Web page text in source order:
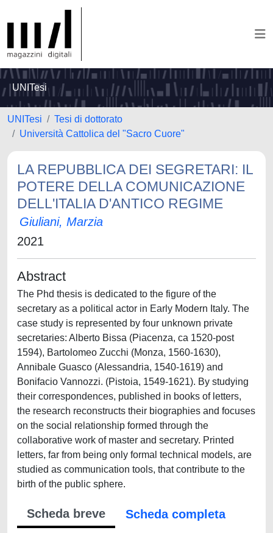
UNITesi
UNITesi
Tesi di dottorato
Università Cattolica del "Sacro Cuore"
LA REPUBBLICA DEI SEGRETARI: IL
POTERE DELLA COMUNICAZIONE
DELL'ITALIA D'ANTICO REGIME
Giuliani, Marzia
2021
Abstract
The Phd thesis is dedicated to the figure of the
secretary as a political actor in Early Modern Italy. The
case study is represented by four unknown private
secretaries: Alberto Bissa (Piacenza, ca 1520-post
1594), Bartolomeo Zucchi (Monza, 1560-1630),
Annibale Guasco (Alessandria, 1540-1619) and
Bonifacio Vannozzi. (Pistoia, 1549-1621). By studying
their correspondences, published in books of letters,
the research reconstructs their biographies and focuses
on the social relationship formed through the
collaborative work of master and secretary. Printed
letters, far from being only formal technical models, are
studied as communication tools, that contribute to the
birth of the public sphere.
Scheda breve
Scheda completa